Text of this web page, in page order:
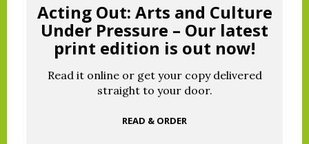
Acting Out: Arts and Culture
Under Pressure – Our latest
print edition is out now!
Read it online or get your copy delivered
straight to your door.
READ & ORDER